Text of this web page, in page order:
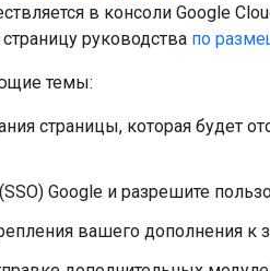
в консоли Google
руководства по
темы:
страницы, которая будет
Google и разрешите
вашего дополнения к